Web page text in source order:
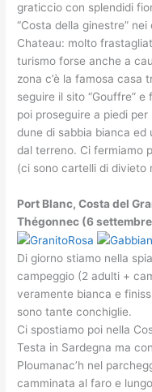
graticcio con splendidi
“Costa della ginestre”
Chateau: molto
turismo forse anche a
zona c’è la famosa casa
seguire il sito “Gouffre”
poi proseguire a piedi
dune di sabbia bianca
dal terreno. Ci fermiamo
(ci sono cartelli di divieto
Port Blanc, Costa del
Thégonnec (6
Di giorno stiamo nella
campeggio (2 adulti +
veramente bianca e
sono tante conchiglie.
Ci spostiamo poi nella
Testa in Sardegna ma
Ploumanac’h nel
camminata al faro e